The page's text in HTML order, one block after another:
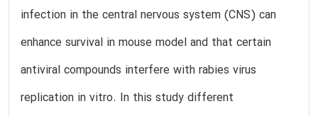
infection in the central nervous system (CNS) can
enhance survival in mouse model and that certain
antiviral compounds interfere with rabies virus
replication in vitro. In this study different